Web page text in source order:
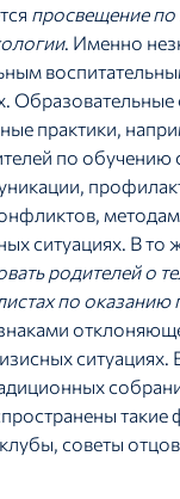
просвещение
. Именно
Образовательные
практики,
по
ситуациях. В то
родителей о
по
ситуациях.
советы